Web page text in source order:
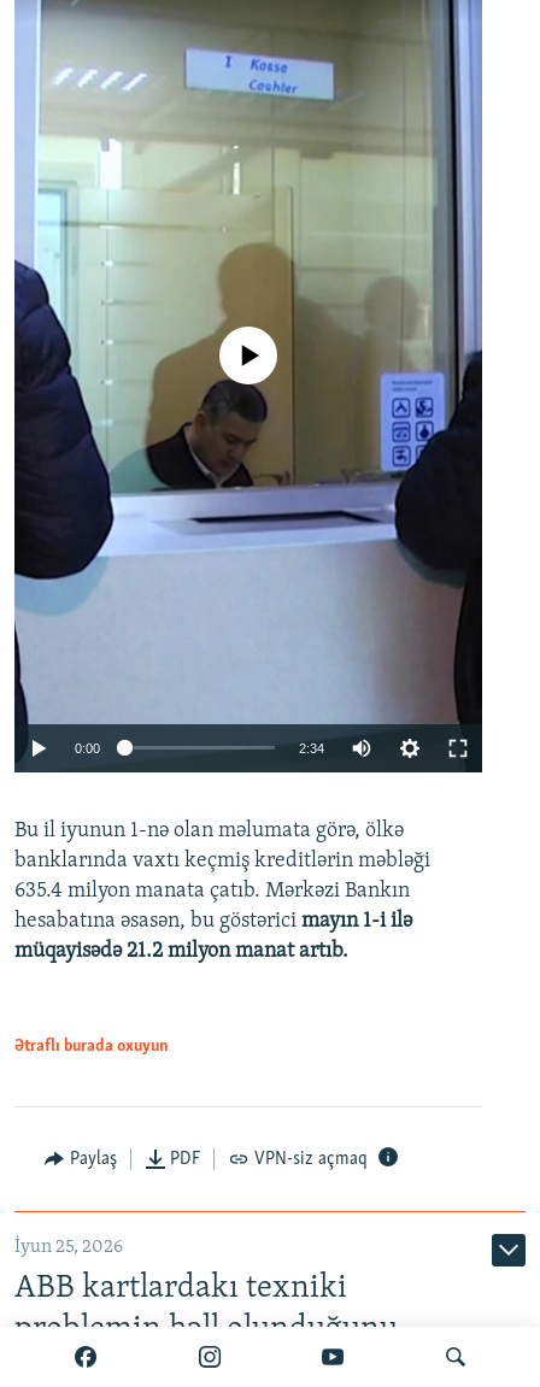
Auto 240p 360p 480p
720p 1080p
No media source currently available
0:00 2:34
360p
480p
720p
Bu il iyunun 1-nə olan məlumata görə, ölkə
banklarında vaxtı keçmiş kreditlərin məbləği
635.4 milyon manata çatıb. Mərkəzi Bankın
hesabatına əsasən, bu göstərici mayın 1-i ilə
müqayisədə 21.2 milyon manat artıb.
Ətraflı burada oxuyun
Paylaş PDF VPN-siz açmaq
İyun 25, 2026
ABB kartlardakı texniki
problemin həll olunduğunu
bildirir